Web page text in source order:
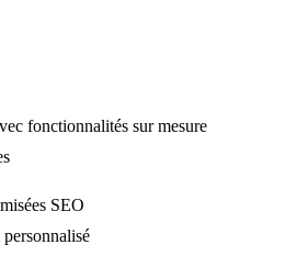
fonctionnalités sur mesure
SEO